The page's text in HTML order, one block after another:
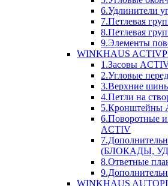
6.Удлинители
7.Петлевая
8.Петлевая
9.Элементы
WINKHAUS
1.Засовы
2.Угловые
3.Верхние
4.Петли на
5.Кронштейны
6.Поворотные
ACTIV
(БЛОКАДЫ,
8.Ответные
WINKHAUS